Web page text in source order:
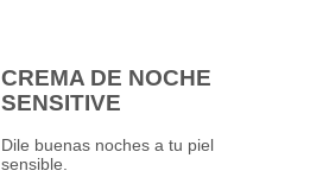
CREMA DE NOCHE
SENSITIVE
Dile buenas noches a tu piel
sensible.